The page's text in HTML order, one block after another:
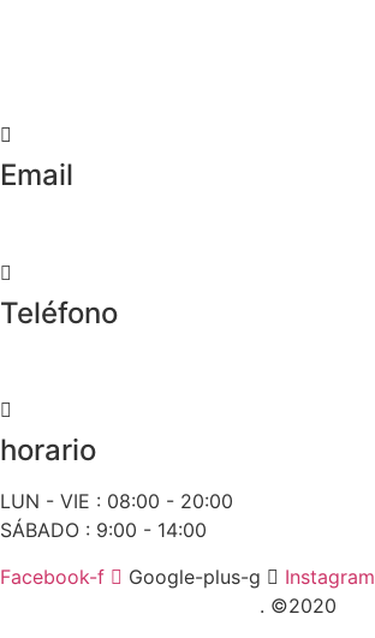
Email
Teléfono
horario
LUN - VIE : 08:00 - 20:00
SÁBADO : 9:00 - 14:00
Facebook-f
Google-plus-g
Instagram
. ©2020